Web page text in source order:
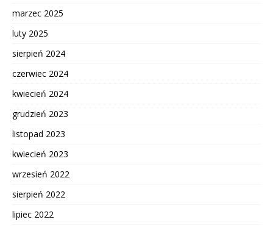
marzec 2025
luty 2025
sierpień 2024
czerwiec 2024
kwiecień 2024
grudzień 2023
listopad 2023
kwiecień 2023
wrzesień 2022
sierpień 2022
lipiec 2022